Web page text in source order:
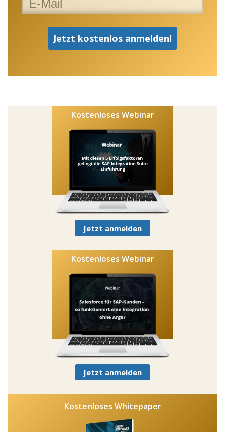
Kostenloses Webinar
Jetzt anmelden
Kostenloses Webinar
Jetzt anmelden
Kostenloses Whitepaper